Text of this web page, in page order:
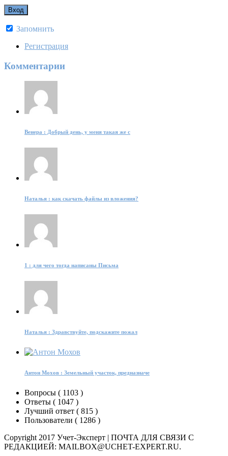
Запомнить
Регистрация
Комментарии
Венера : Добрый день, у меня такая же с
Наталья : как скачать файлы из вложения?
1 : для чего тогда написаны Письма
Наталья : Здравствуйте, подскажите пожал
Антон Мохов : Земельный участок, предназначе
Вопросы ( 1103 )
Ответы ( 1047 )
Лучший ответ ( 815 )
Пользователи ( 1286 )
Copyright 2017 Учет-Эксперт | ПОЧТА ДЛЯ СВЯЗИ С
РЕДАКЦИЕЙ: MAILBOX@UCHET-EXPERT.RU.